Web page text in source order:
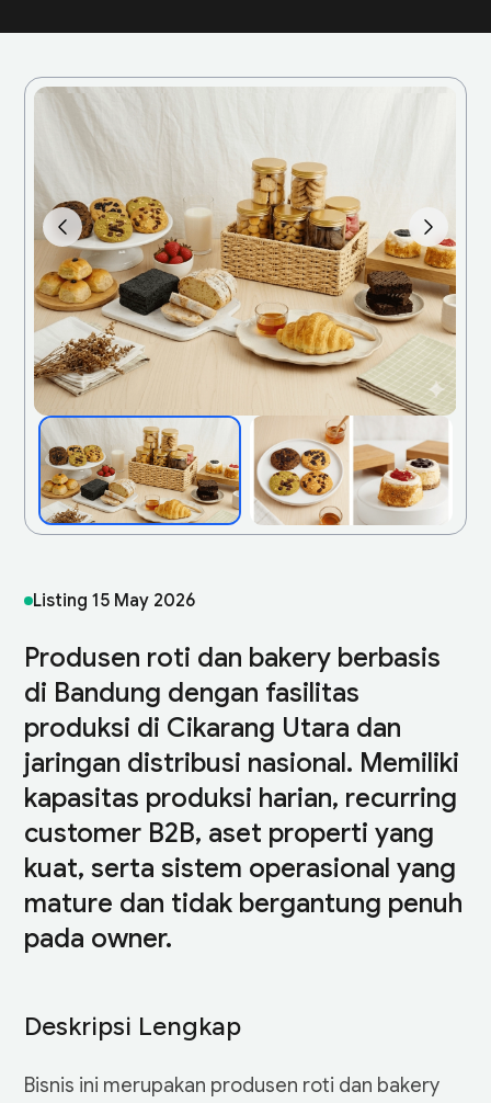
Listing15 May 2026
Produsen roti dan bakery berbasis
di Bandung dengan fasilitas
produksi di Cikarang Utara dan
jaringan distribusi nasional. Memiliki
kapasitas produksi harian, recurring
customer B2B, aset properti yang
kuat, serta sistem operasional yang
mature dan tidak bergantung penuh
pada owner.
Deskripsi Lengkap
Bisnis ini merupakan produsen roti dan bakery